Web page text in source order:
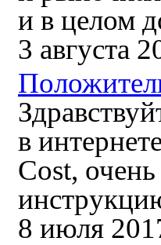
и в целом
3 августа
в
Cost,
8 июля